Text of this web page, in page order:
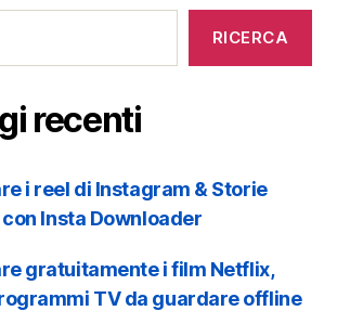
RICERCA
recenti
i reel di Instagram & Storie
Insta Downloader
gratuitamente i film Netflix,
TV da guardare offline